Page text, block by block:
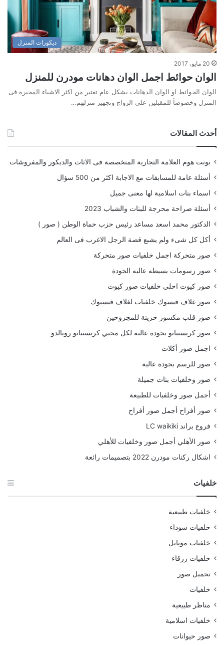
ديكورات المنزل
20 مايو، 2017
الوان حوائط اجمل الوان دهانات مودرن للمنزل
الوان الحوائط او الوان الدهانات بشكل عام تعتبر من اكثر الاشياء المحيره فى
المنزل وخصوصاً للمقبلين على الزواج وتجهيز منزلهم…
أحدث المقالات
بونت هوم العلامة التجارية المتخصصة فى الاثاث والديكور والمفروشات
أسئلة عامة للمسابقات مع الاجابة اكثر من 500 سؤال
اسماء بنات اسلامية لها معنى جميل
أسئلة صراحة محرجة للبنات والشباب 2023
الدكتور محمد اسعد مساعد رئيس حزب حماة الوطن ( صور )
أكل كل شىء ولم يشبع قصة الرجل الاغرب فى العالم
صور متحركة اجمل خلفيات صور متحركة
صور رسومات بسيطه عاليه الجودة
صور كيوت احلى خلفيات صور كيوت
صور غلاف فيسوك خلفيات لغلاف فيسبوك
صور قلب مكسور حزينة للمجروحين
صور كريستيانو بجودة عاليه لكل محبي كريستيانو رونالدو
اجمل صور أكلات
صور للرسم بجودة عالية
صور وخلفيات بنات جميلة
أجمل صور وخلفيات للطبيعة
صور أفراح أجمل صور أفراح
فروع براند LC waikiki
صور الأهلي أجمل صور وخلفيات للأهلي
اشكال ركنات مودرن 2022 بتصميمات رائعة
خلفيات
خلفيات طبيعية
خلفيات سوداء
خلفيات موبايل
خلفيات زرقاء
تحميل صور
خلفيات
مناظر طبيعية
خلفيات اسلامية
صور حيوانات